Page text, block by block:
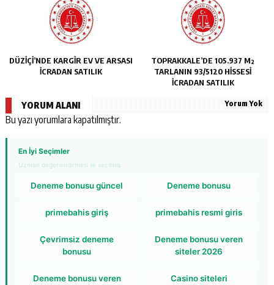
DÜZİÇİ’NDE KARGİR EV VE ARSASI
İCRADAN SATILIK
TOPRAKKALE’DE 105.937 M²
TARLANIN 93/5120 HİSSESİ
İCRADAN SATILIK
YORUM ALANI Yorum Yok
Bu yazı yorumlara kapatılmıştır.
En İyi Seçimler
Uzman değerlendirmesi ile seçilmiş
Deneme bonusu güncel Deneme bonusu
primebahis giriş primebahis resmi giris
Çevrimsiz deneme
bonusu
Deneme bonusu veren
siteler 2026
Deneme bonusu veren Casino siteleri